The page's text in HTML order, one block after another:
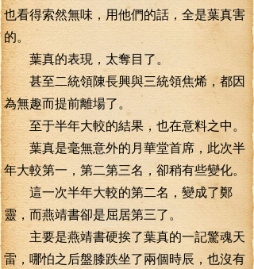
也看得索然無味，用他們的話，全是葉真害
的。
葉真的表現，太奪目了。
甚至二統領陳長興與三統領焦烯，都因
為無趣而提前離場了。
至于半年大較的結果，也在意料之中。
葉真是毫無意外的月華堂首席，此次半
年大較第一，第二第三名，卻稍有些變化。
這一次半年大較的第二名，變成了鄭
靈，而燕靖書卻是屈居第三了。
主要是燕靖書硬挨了葉真的一記驚魂天
雷，哪怕之后盤膝跌坐了兩個時辰，也沒有